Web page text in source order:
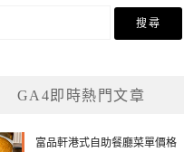
GA4即時熱門文章
富品軒港式自助餐廳菜單價格